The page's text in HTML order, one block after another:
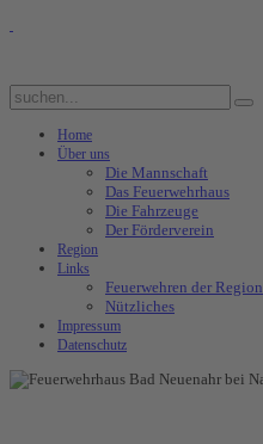
Home
Über uns
Die Mannschaft
Das Feuerwehrhaus
Die Fahrzeuge
Der Förderverein
Region
Links
Feuerwehren der Region
Nützliches
Impressum
Datenschutz